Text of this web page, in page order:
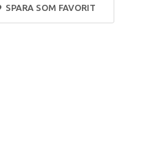
SPARA SOM FAVORIT